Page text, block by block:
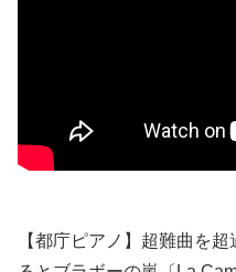
【都庁ピアノ】超難曲を